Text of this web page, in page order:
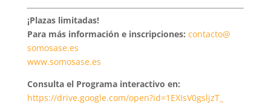
¡Plazas limitadas!
Para más información e inscripciones: contacto@
somosase.es
www.somosase.es
Consulta el Programa interactivo en:
https://drive.google.com/open?id=1EXIsV0gsljzT_